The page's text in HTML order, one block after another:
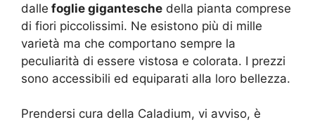
dalle foglie gigantesche della pianta comprese
di fiori piccolissimi. Ne esistono più di mille
varietà ma che comportano sempre la
peculiarità di essere vistosa e colorata. I prezzi
sono accessibili ed equiparati alla loro bellezza.
Prendersi cura della Caladium, vi avviso, è